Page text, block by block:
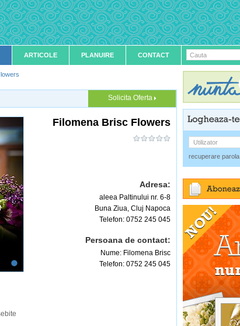
ARTICOLE PLANUIRE CONTACT Cauta
Solicita Oferta
Filomena Brisc Flowers
Adresa:
aleea Paltinului nr. 6-8
Buna Ziua, Cluj Napoca
Telefon: 0752 245 045
Persoana de contact:
Nume: Filomena Brisc
Telefon: 0752 245 045
Utilizator
recuperare parola